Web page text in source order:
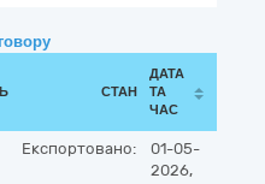
СТАН
ДАТА
ТА
ЧАС
Експортовано:
01-05-
2026,